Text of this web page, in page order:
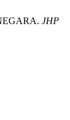
JHP